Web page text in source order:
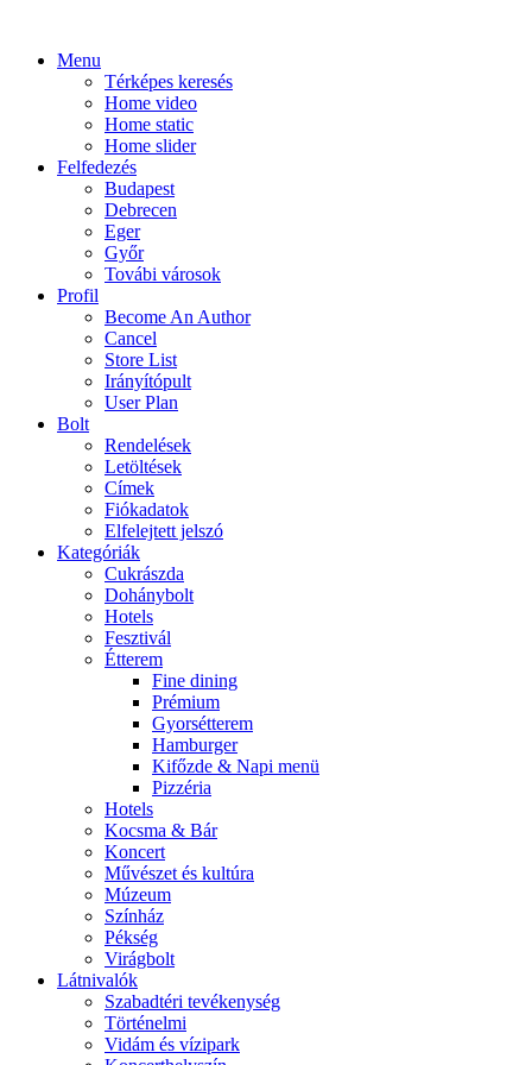
Menu
Térképes keresés
Home video
Home static
Home slider
Felfedezés
Budapest
Debrecen
Eger
Győr
Továbi városok
Profil
Become An Author
Cancel
Store List
Irányítópult
User Plan
Bolt
Rendelések
Letöltések
Címek
Fiókadatok
Elfelejtett jelszó
Kategóriák
Cukrászda
Dohánybolt
Hotels
Fesztivál
Étterem
Fine dining
Prémium
Gyorsétterem
Hamburger
Kifőzde & Napi menü
Pizzéria
Hotels
Kocsma & Bár
Koncert
Művészet és kultúra
Múzeum
Színház
Pékség
Virágbolt
Látnivalók
Szabadtéri tevékenység
Történelmi
Vidám és vízipark